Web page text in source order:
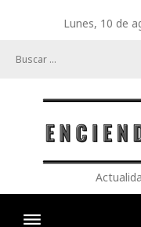
Lunes, 10 de